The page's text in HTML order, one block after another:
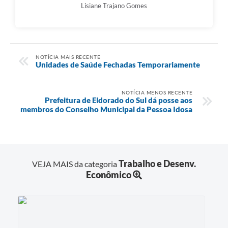
Lisiane Trajano Gomes
NOTÍCIA MAIS RECENTE
Unidades de Saúde Fechadas Temporariamente
NOTÍCIA MENOS RECENTE
Prefeitura de Eldorado do Sul dá posse aos
membros do Conselho Municipal da Pessoa Idosa
VEJA MAIS da categoriaTrabalho e Desenv.
Econômico